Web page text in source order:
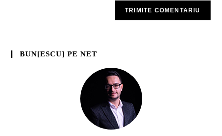
BUN[ESCU] PE NET